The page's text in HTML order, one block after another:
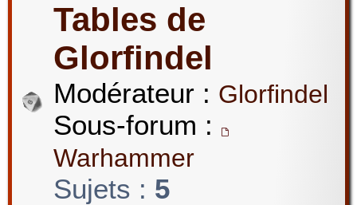
Tables de
Glorfindel
Modérateur : Glorfindel
Sous-forum :
Warhammer
Sujets : 5